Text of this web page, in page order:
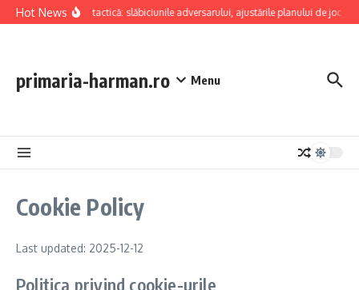
Skip to content
Hot NewsAnaliză tactică: slăbiciunile adversarului, ajustările planului de joc,
primaria-harman.ro Menu
Cookie Policy
Last updated: 2025-12-12
Politica privind cookie-urile